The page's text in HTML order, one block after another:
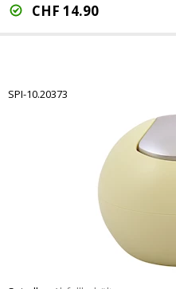
CHF 14.90
SPI-10.20373